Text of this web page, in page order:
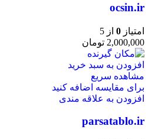
ocsin.ir
امتیاز 0 از 5
2,000,000 تومان
افزودن به سبد خرید
مشاهده سریع
برای مقایسه اضافه کنید
افزودن به علاقه مندی
parsatablo.ir